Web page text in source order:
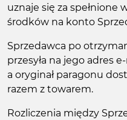
uznaje się za
środków na konto
Sprzedawca po
przesyła na jego adres
a oryginał paragonu
razem z towarem.
Rozliczenia między